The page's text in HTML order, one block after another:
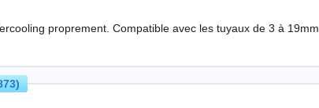
proprement. Compatible avec les tuyaux de 3 à 19mm